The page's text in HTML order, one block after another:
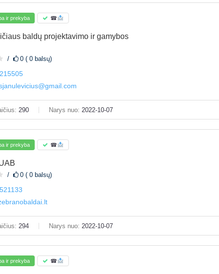
ir prekyba ☎
baldų projektavimo ir gamybos
0 ( 0 balsų)
290 Narys nuo: 2022-10-07
ir prekyba ☎
0 ( 0 balsų)
294 Narys nuo: 2022-10-07
ir prekyba ☎